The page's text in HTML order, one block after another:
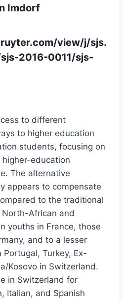
Imdorf
view/j/sjs.
2016-0011/sjs-
to different
to higher education
students, focusing on
education
The alternative
appears to compensate
to the traditional
African and
youths in France, those
and to a lesser
Turkey, Ex-
Kosovo in Switzerland.
in Switzerland for
Italian, and Spanish